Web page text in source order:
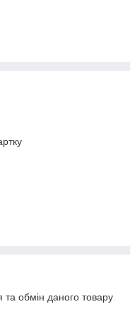
обмін даного товару